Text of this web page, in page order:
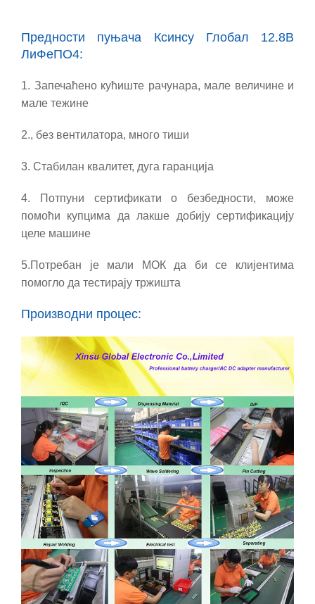
Предности пуњача Ксинсу Глобал 12.8В
ЛиФеПО4:
1. Запечаћено кућиште рачунара, мале величине и
мале тежине
2., без вентилатора, много тиши
3. Стабилан квалитет, дуга гаранција
4. Потпуни сертификати о безбедности, може
помоћи купцима да лакше добију сертификацију
целе машине
5.Потребан је мали МОК да би се клијентима
помогло да тестирају тржишта
Производни процес: